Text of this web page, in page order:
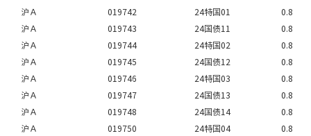
沪Ａ
019742 24特国01
0.8
沪Ａ
019743 24国债11
0.8
沪Ａ
019744 24特国02
0.8
沪Ａ
019745 24国债12
0.8
沪Ａ
019746 24特国03
0.8
沪Ａ
019747 24国债13
0.8
沪Ａ
019748 24国债14
0.8
沪Ａ
019750 24特国04 0.8